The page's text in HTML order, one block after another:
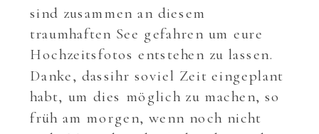
sind zusammen an diesem
traumhaften See gefahren um eure
Hochzeitsfotos entstehen zu lassen.
Danke, dassihr soviel Zeit eingeplant
habt, um dies möglich zu machen, so
früh am morgen, wenn noch nicht